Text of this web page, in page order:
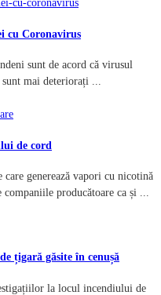
cu Coronavirus
sunt de acord că virusul
sunt mai deteriorați ...
de cord
generează vapori cu nicotină
companiile producătoare ca și ...
țigară găsite în cenușă
la locul incendiului de